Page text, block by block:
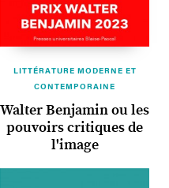
LITTÉRATURE MODERNE ET
CONTEMPORAINE
Walter Benjamin ou les
pouvoirs critiques de
l'image